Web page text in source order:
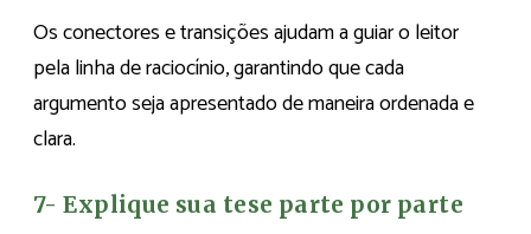
Os conectores e transições ajudam a guiar o leitor
pela linha de raciocínio, garantindo que cada
argumento seja apresentado de maneira ordenada e
clara.
7- Explique sua tese parte por parte